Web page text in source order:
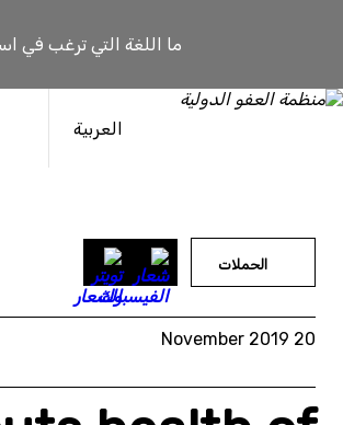
ما اللغة التي ترغب في
العربية
الحملات
20 November 2019